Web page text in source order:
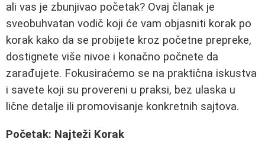
ali vas je zbunjivao početak? Ovaj članak je
sveobuhvatan vodič koji će vam objasniti korak po
korak kako da se probijete kroz početne prepreke,
dostignete više nivoe i konačno počnete da
zarađujete. Fokusiraćemo se na praktična iskustva
i savete koji su provereni u praksi, bez ulaska u
lične detalje ili promovisanje konkretnih sajtova.
Početak: Najteži Korak